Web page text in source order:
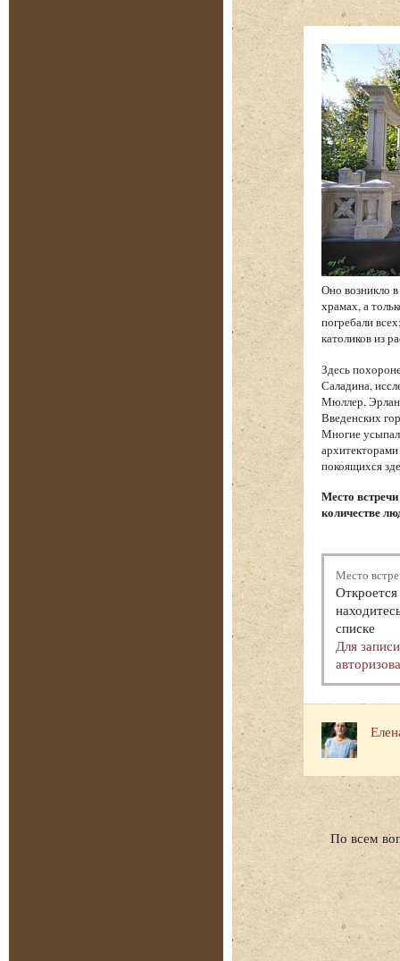
Оно возникло
храмах, а
погребали
католиков из
Здесь
Саладина,
Мюллер,
Введенских
Многие
покоящихся
Место
количестве
Место
списке
Для
По всем